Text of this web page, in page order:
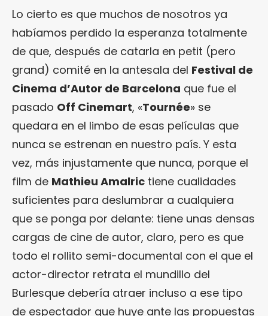
Lo cierto es que muchos de nosotros ya
habíamos perdido la esperanza totalmente
de que, después de catarla en petit (pero
grand) comité en la antesala del Festival de
Cinema d’Autor de Barcelona que fue el
pasado Off Cinemart, «Tournée» se
quedara en el limbo de esas películas que
nunca se estrenan en nuestro país. Y esta
vez, más injustamente que nunca, porque el
film de Mathieu Amalric tiene cualidades
suficientes para deslumbrar a cualquiera
que se ponga por delante: tiene unas densas
cargas de cine de autor, claro, pero es que
todo el rollito semi-documental con el que el
actor-director retrata el mundillo del
Burlesque debería atraer incluso a ese tipo
de espectador que huye ante las propuestas